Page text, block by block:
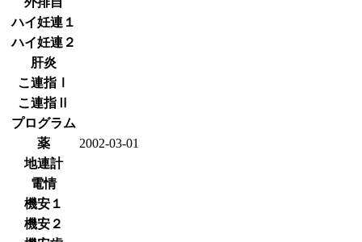
ハイ妊連１
ハイ妊連２
肝炎
こ連指Ⅰ
こ連指Ⅱ
プログラム
薬
2002-03-01
地連計
電情
機安１
機安２